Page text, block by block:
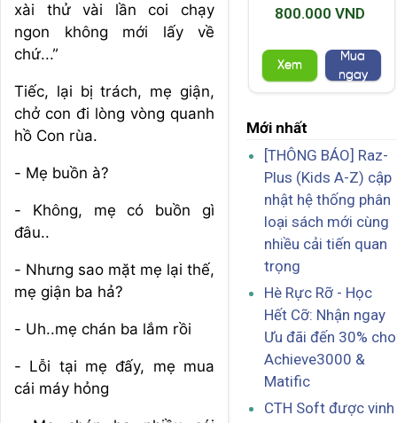
xài thử vài lần coi chạy
ngon không mới lấy về
chứ...”
Tiếc, lại bị trách, mẹ giận,
chở con đi lòng vòng quanh
hồ Con rùa.
- Mẹ buồn à?
- Không, mẹ có buồn gì
đâu..
- Nhưng sao mặt mẹ lại thế,
mẹ giận ba hả?
- Uh..mẹ chán ba lắm rồi
- Lỗi tại mẹ đấy, mẹ mua
cái máy hỏng
800.000 VND
Xem
Mua
ngay
Mới nhất
[THÔNG BÁO] Raz-
Plus (Kids A-Z) cập
nhật hệ thống phân
loại sách mới cùng
nhiều cải tiến quan
trọng
Hè Rực Rỡ - Học
Hết Cỡ: Nhận ngay
Ưu đãi đến 30% cho
Achieve3000 &
Matific
CTH Soft được vinh